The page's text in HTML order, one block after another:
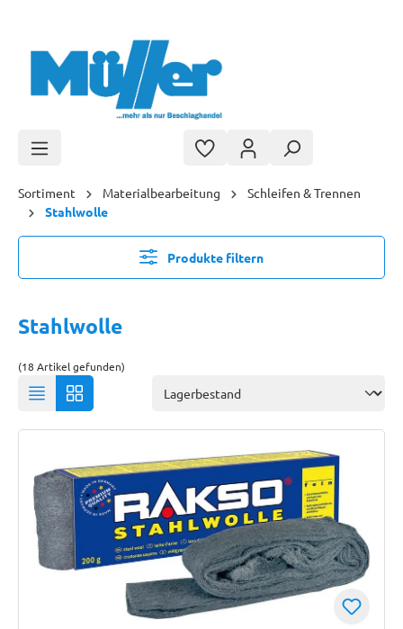
Sortiment Materialbearbeitung
Schleifen & Trennen
Stahlwolle
Produkte filtern
Stahlwolle
(18 Artikel gefunden)